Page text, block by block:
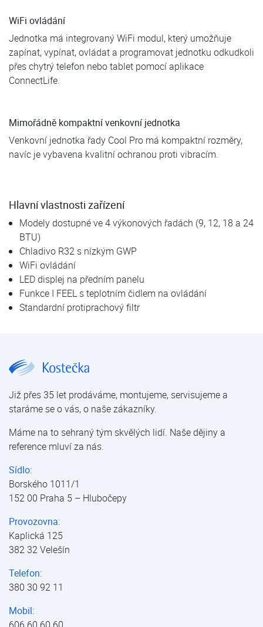
WiFi ovládání
Jednotka má integrovaný WiFi modul, který umožňuje
zapínat, vypínat, ovládat a programovat jednotku odkudkoli
přes chytrý telefon nebo tablet pomocí aplikace
ConnectLife.
Mimořádně kompaktní venkovní jednotka
Venkovní jednotka řady Cool Pro má kompaktní rozměry,
navíc je vybavena kvalitní ochranou proti vibracím.
Hlavní vlastnosti zařízení
Modely dostupné ve 4 výkonových řadách (9, 12, 18 a 24
BTU)
Chladivo R32 s nízkým GWP
WiFi ovládání
LED displej na předním panelu
Funkce I FEEL s teplotním čidlem na ovládání
Standardní protiprachový filtr
Již přes 35 let prodáváme, montujeme, servisujeme a
staráme se o vás, o naše zákazníky.
Máme na to sehraný tým skvělých lidí. Naše dějiny a
reference mluví za nás.
Sídlo:
Borského 1011/1
152 00 Praha 5 – Hlubočepy
Provozovna:
Kaplická 125
382 32 Velešín
Telefon:
380 30 92 11
Mobil: